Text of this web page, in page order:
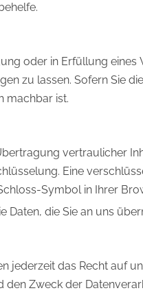
oder in Erfüllung
zu lassen. Sofern Sie
machbar ist.
vertraulicher
Eine
Symbol in Ihrer
Daten, die Sie an uns
jederzeit das Recht auf
Zweck der